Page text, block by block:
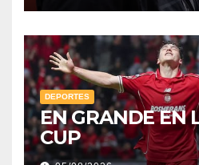
DEPORTES
EN GRANDE EN
CUP